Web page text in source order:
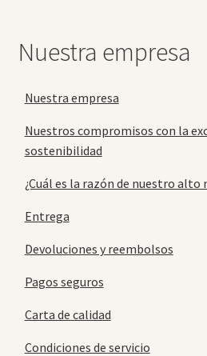
Nuestra empresa
Nuestra empresa
Nuestros compromisos con la
sostenibilidad
¿Cuál es la razón de nuestro alto
Entrega
Devoluciones y reembolsos
Pagos seguros
Carta de calidad
Condiciones de servicio